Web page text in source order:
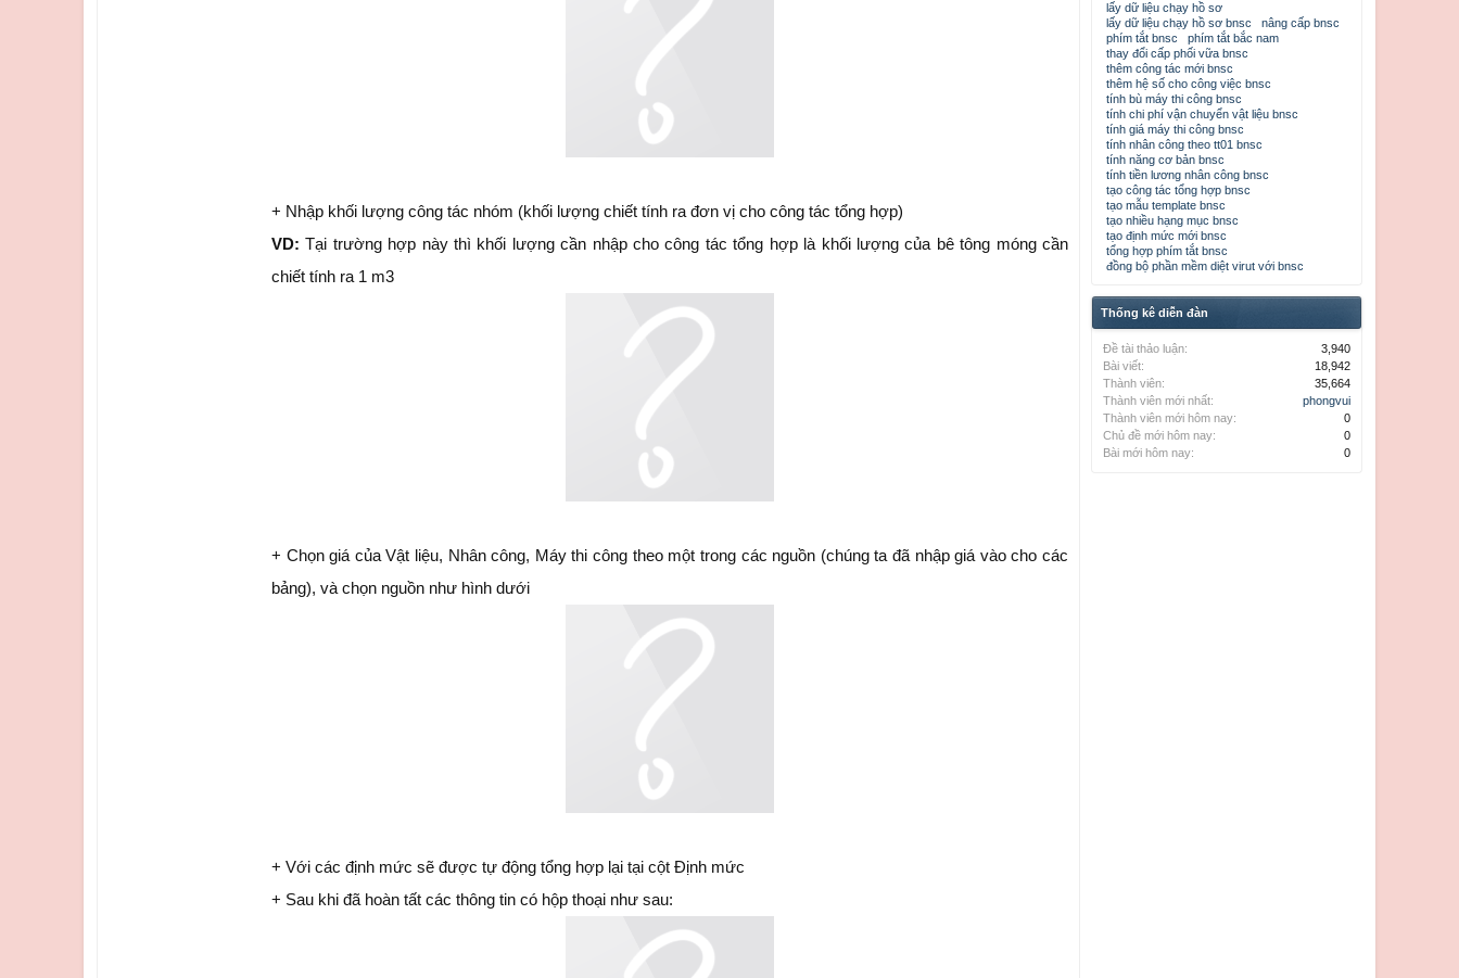
+ Nhập khối lượng công tác nhóm (khối lượng chiết tính ra đơn vị cho công tác tổng hợp)
VD: Tại trường hợp này thì khối lượng cần nhập cho công tác tổng hợp là khối lượng của bê tông móng cần
chiết tính ra 1 m3
+ Chọn giá của Vật liệu, Nhân công, Máy thi công theo một trong các nguồn (chúng ta đã nhập giá vào cho các
bảng), và chọn nguồn như hình dưới
+ Với các định mức sẽ được tự động tổng hợp lại tại cột Định mức
+ Sau khi đã hoàn tất các thông tin có hộp thoại như sau:
lấy dữ liệu chạy hồ sơ
lấy dữ liệu chạy hồ sơ bnsc
nâng cấp bnsc
phím tắt bnsc
phím tắt bắc nam
thay đổi cấp phối vữa bnsc
thêm công tác mới bnsc
thêm hệ số cho công việc bnsc
tính bù máy thi công bnsc
tính chi phí vận chuyển vật liệu bnsc
tính giá máy thi công bnsc
tính nhân công theo tt01 bnsc
tính năng cơ bản bnsc
tính tiền lương nhân công bnsc
tạo công tác tổng hợp bnsc
tạo mẫu template bnsc
tạo nhiều hạng mục bnsc
tạo định mức mới bnsc
tổng hợp phím tắt bnsc
đồng bộ phần mềm diệt virut với bnsc
Thống kê diễn đàn
Đề tài thảo luận:
3,940
Bài viết:
18,942
Thành viên:
35,664
Thành viên mới nhất:
phongvui
Thành viên mới hôm nay:
0
Chủ đề mới hôm nay:
0
Bài mới hôm nay:
0